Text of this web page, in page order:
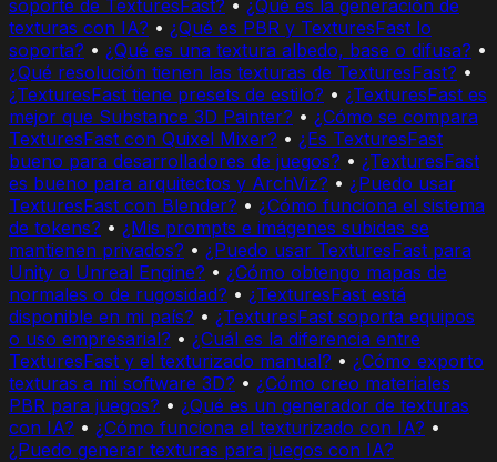
soporte de TexturesFast? • ¿Qué es la generación de
texturas con IA? • ¿Qué es PBR y TexturesFast lo
soporta? • ¿Qué es una textura albedo, base o difusa? •
¿Qué resolución tienen las texturas de TexturesFast? •
¿TexturesFast tiene presets de estilo? • ¿TexturesFast es
mejor que Substance 3D Painter? • ¿Cómo se compara
TexturesFast con Quixel Mixer? • ¿Es TexturesFast
bueno para desarrolladores de juegos? • ¿TexturesFast
es bueno para arquitectos y ArchViz? • ¿Puedo usar
TexturesFast con Blender? • ¿Cómo funciona el sistema
de tokens? • ¿Mis prompts e imágenes subidas se
mantienen privados? • ¿Puedo usar TexturesFast para
Unity o Unreal Engine? • ¿Cómo obtengo mapas de
normales o de rugosidad? • ¿TexturesFast está
disponible en mi país? • ¿TexturesFast soporta equipos
o uso empresarial? • ¿Cuál es la diferencia entre
TexturesFast y el texturizado manual? • ¿Cómo exporto
texturas a mi software 3D? • ¿Cómo creo materiales
PBR para juegos? • ¿Qué es un generador de texturas
con IA? • ¿Cómo funciona el texturizado con IA? •
¿Puedo generar texturas para juegos con IA?